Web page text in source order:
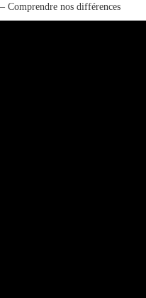
Comprendre nos différences